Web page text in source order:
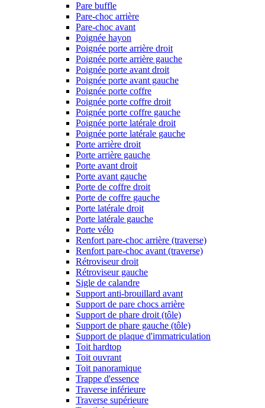
Pare buffle
Pare-choc arrière
Pare-choc avant
Poignée hayon
Poignée porte arrière droit
Poignée porte arrière gauche
Poignée porte avant droit
Poignée porte avant gauche
Poignée porte coffre
Poignée porte coffre droit
Poignée porte coffre gauche
Poignée porte latérale droit
Poignée porte latérale gauche
Porte arrière droit
Porte arrière gauche
Porte avant droit
Porte avant gauche
Porte de coffre droit
Porte de coffre gauche
Porte latérale droit
Porte latérale gauche
Porte vélo
Renfort pare-choc arrière (traverse)
Renfort pare-choc avant (traverse)
Rétroviseur droit
Rétroviseur gauche
Sigle de calandre
Support anti-brouillard avant
Support de pare chocs arrière
Support de phare droit (tôle)
Support de phare gauche (tôle)
Support de plaque d'immatriculation
Toit hardtop
Toit ouvrant
Toit panoramique
Trappe d'essence
Traverse inférieure
Traverse supérieure